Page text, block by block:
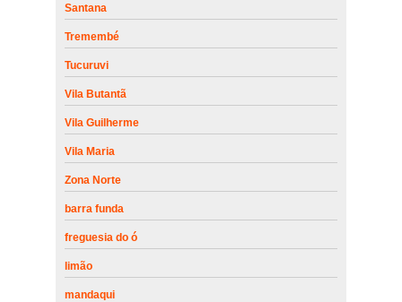
Santana
Tremembé
Tucuruvi
Vila Butantã
Vila Guilherme
Vila Maria
Zona Norte
barra funda
freguesia do ó
limão
mandaqui